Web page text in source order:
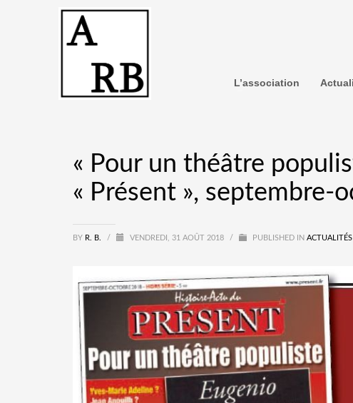
L’association
« Pour un théâtre
« Présent », septembre-
BY R. B. / VENDREDI, 31 AOÛT 2018 / PUBLISHED IN ACTUALITÉS